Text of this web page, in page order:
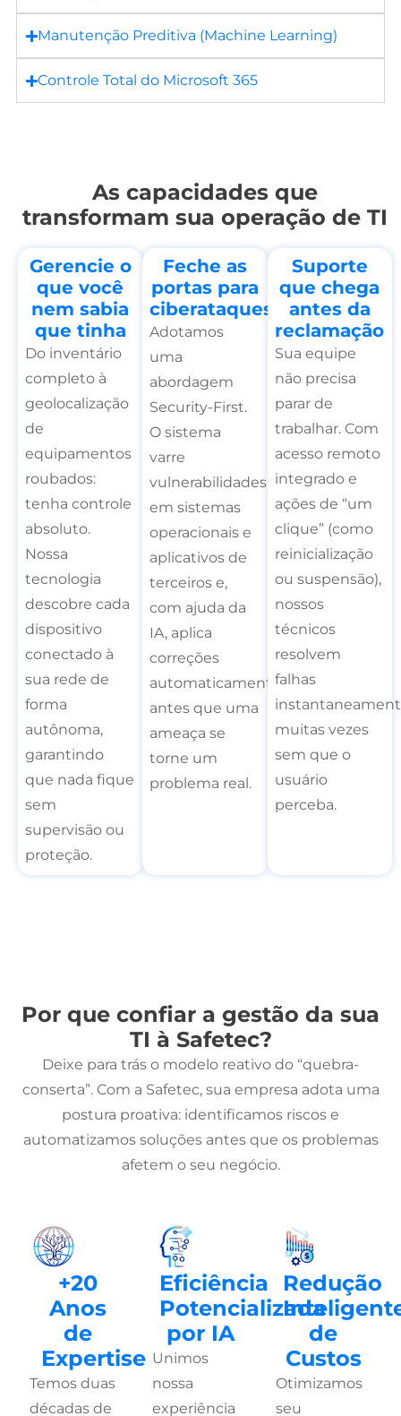
Manutenção Preditiva (Machine Learning)
Controle Total do Microsoft 365
As capacidades que
transformam sua operação de TI
Gerencie o
que você
nem sabia
que tinha
Do inventário
completo à
geolocalização
de
equipamentos
roubados:
tenha controle
absoluto.
Nossa
tecnologia
descobre cada
dispositivo
conectado à
sua rede de
forma
autônoma,
garantindo
que nada fique
sem
supervisão ou
proteção.
Feche as
portas para
ciberataques
Adotamos
uma
abordagem
Security-First.
O sistema
varre
vulnerabilidades
em sistemas
operacionais e
aplicativos de
terceiros e,
com ajuda da
IA, aplica
correções
automaticamente
antes que uma
ameaça se
torne um
problema real.
Suporte
que chega
antes da
reclamação
Sua equipe
não precisa
parar de
trabalhar. Com
acesso remoto
integrado e
ações de “um
clique” (como
reinicialização
ou suspensão),
nossos
técnicos
resolvem
falhas
muitas vezes
sem que o
usuário
perceba.
Por que confiar a gestão da sua
TI à Safetec?
Deixe para trás o modelo reativo do “quebra-
conserta”. Com a Safetec, sua empresa adota uma
postura proativa: identificamos riscos e
automatizamos soluções antes que os problemas
afetem o seu negócio.
+20
Anos
de
Expertise
Temos duas
décadas de
Eficiência
Potencializada
por IA
Unimos
nossa
experiência
Redução
de
Custos
Otimizamos
seu